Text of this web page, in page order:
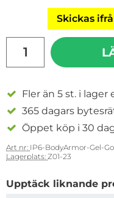
Skickas
Fler än 5 st. i lager
365 dagars
Öppet köp i 30
Art nr: IP6-BodyArmor-Gel-
Lagerplats: Z01-23
Upptäck liknande